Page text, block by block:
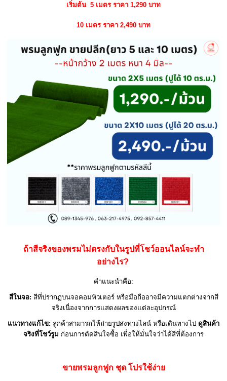
เริ่มต้น 5 เมตร ราคา 1,290 บาท
10 เมตร ราคา 2,490 บาท
ถ้าสีจริงของพรมไม่ตรงกับในรูปที่โชว์ออนไลน์จะทำ
อย่างไร?
คำแนะนำคือ:
สีในจอ: สีที่ปรากฏบนจอคอมพิวเตอร์ หรือมือถืออาจมีความแตกต่างจากสี
จริงเนื่องจากการแสดงผลของแต่ละอุปกรณ์
แนวทางแก้ไข: ลูกค้าสามารถให้ถ่ายรูปส่งทางไลน์ หรือเดินทางไป ดูสินค้า
จริงที่โชว์รูม ก่อนการตัดสินใจซื้อ เพื่อให้มั่นใจว่าได้สีที่ต้องการ
ขายพรมลูกฟูก ชุด โปรใช้ง่าย